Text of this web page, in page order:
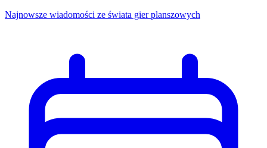
Najnowsze wiadomości ze świata gier planszowych